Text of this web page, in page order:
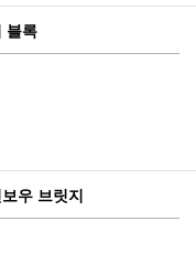
블록
우 브릿지